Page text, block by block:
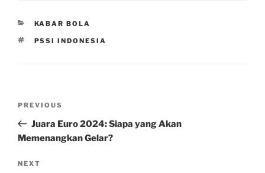
CATEGORIES
KABAR BOLA
TAGS
PSSI INDONESIA
Previous
Post
PREVIOUS
Juara Euro 2024: Siapa yang Akan
Memenangkan Gelar?
Next
NEXT